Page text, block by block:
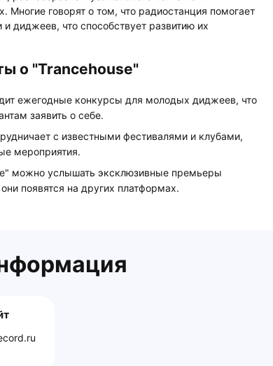
Многие говорят о том, что радиостанция помогает
диджеев, что способствует развитию их
о "Trancehouse"
ежегодные конкурсы для молодых диджеев, что
заявить о себе.
с известными фестивалями и клубами,
мероприятия.
можно услышать эксклюзивные премьеры
появятся на других платформах.